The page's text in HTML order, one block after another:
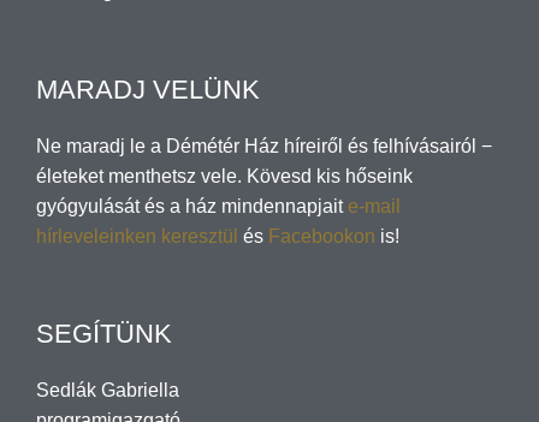
MARADJ VELÜNK
Ne maradj le a Démétér Ház híreiről és felhívásairól −
életeket menthetsz vele. Kövesd kis hőseink
gyógyulását és a ház mindennapjait e-mail
hírleveleinken keresztül és Facebookon is!
SEGÍTÜNK
Sedlák Gabriella